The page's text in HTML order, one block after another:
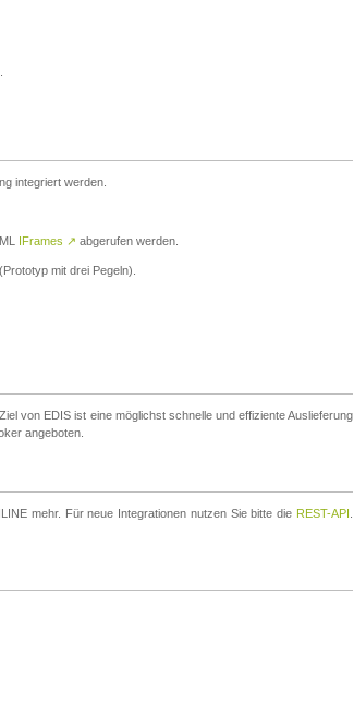
integriert werden.
IFrames ↗ abgerufen werden.
mit drei Pegeln).
von EDIS ist eine möglichst schnelle und effiziente Auslieferung
angeboten.
mehr. Für neue Integrationen nutzen Sie bitte die REST-API